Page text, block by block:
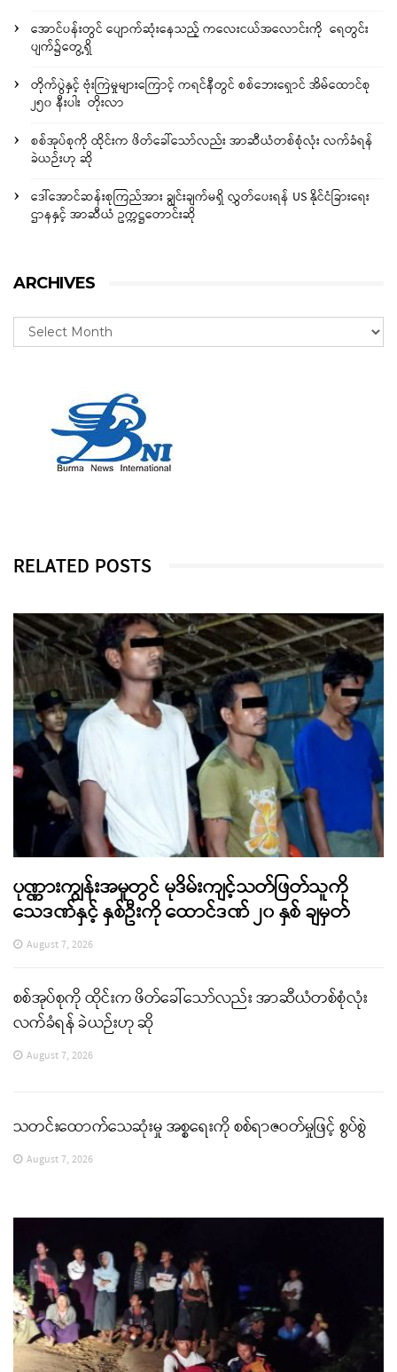
အောင်ပန်းတွင် ပျောက်ဆုံးနေသည့် ကလေးငယ်အလောင်းကို ရေတွင်း
ပျက်၌တွေ့ရှိ
တိုက်ပွဲနှင့် ဗုံးကြဲမှုများကြောင့် ကရင်နီတွင် စစ်ဘေးရှောင် အိမ်ထောင်စု
၂၅၀ နီးပါး တိုးလာ
စစ်အုပ်စုကို ထိုင်းက ဖိတ်ခေါ်သော်လည်း အာဆီယံတစ်စုံလုံး လက်ခံရန်
ခဲယဉ်းဟု ဆို
ဒေါ်အောင်ဆန်းစုကြည်အား ချွင်းချက်မရှိ လွှတ်ပေးရန် US နိုင်ငံခြားရေး
ဌာနနှင့် အာဆီယံ ဥက္ကဋ္ဌတောင်းဆို
ARCHIVES
RELATED POSTS
ပုဏ္ဏားကျွန်းအမှုတွင် မုဒိမ်းကျင့်သတ်ဖြတ်သူကို
သေဒဏ်နှင့် နှစ်ဦးကို ထောင်ဒဏ် ၂၀ နှစ် ချမှတ်
August 7, 2026
စစ်အုပ်စုကို ထိုင်းက ဖိတ်ခေါ်သော်လည်း အာဆီယံတစ်စုံလုံး
လက်ခံရန် ခဲယဉ်းဟု ဆို
August 7, 2026
သတင်းထောက်သေဆုံးမှု အစ္စရေးကို စစ်ရာဇဝတ်မှုဖြင့် စွပ်စွဲ
August 7, 2026